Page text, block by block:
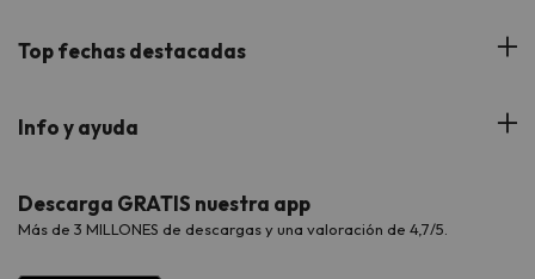
Proveedores
Viajes para grupos
Hoteles Cataluña
Hoteles Galicia
Viajes con Niños
Viajes de Novios
Chollos con Todo Incluido
Top fechas destacadas
Verano
Vacaciones en Agosto
Info y ayuda
Contáctanos
Preguntas frecuentes
Descarga GRATIS nuestra app
Más de 3 MILLONES de descargas y una valoración de 4,7/5.